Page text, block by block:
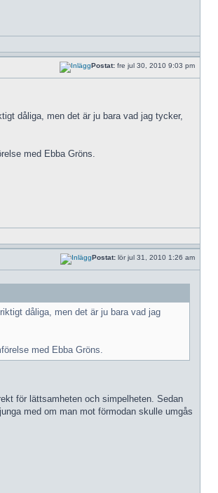
Postat: fre jul 30, 2010 9:03 pm
dåliga, men det är ju bara vad jag tycker,
med Ebba Gröns.
Postat: lör jul 31, 2010 1:26 am
dåliga, men det är ju bara vad jag
med Ebba Gröns.
för lättsamheten och simpelheten. Sedan
med om man mot förmodan skulle umgås